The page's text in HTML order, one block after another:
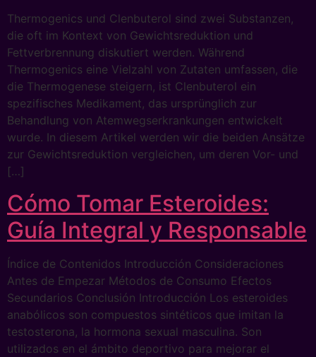
Thermogenics und Clenbuterol sind zwei Substanzen,
die oft im Kontext von Gewichtsreduktion und
Fettverbrennung diskutiert werden. Während
Thermogenics eine Vielzahl von Zutaten umfassen, die
die Thermogenese steigern, ist Clenbuterol ein
spezifisches Medikament, das ursprünglich zur
Behandlung von Atemwegserkrankungen entwickelt
wurde. In diesem Artikel werden wir die beiden Ansätze
zur Gewichtsreduktion vergleichen, um deren Vor- und
[…]
Cómo Tomar Esteroides:
Guía Integral y Responsable
Índice de Contenidos Introducción Consideraciones
Antes de Empezar Métodos de Consumo Efectos
Secundarios Conclusión Introducción Los esteroides
anabólicos son compuestos sintéticos que imitan la
testosterona, la hormona sexual masculina. Son
utilizados en el ámbito deportivo para mejorar el